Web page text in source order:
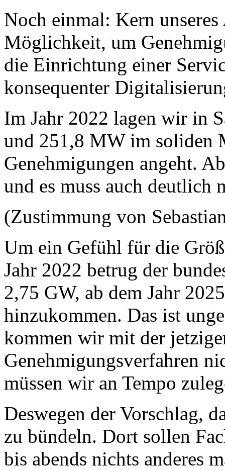
Noch einmal: Kern
Möglichkeit, um
die Einrichtung einer
konsequenter
Im Jahr 2022 lagen wir in
und 251,8 MW im soliden
Genehmigungen angeht.
und es muss auch deutlich
(Zustimmung von
Um ein Gefühl für die
Jahr 2022 betrug der
2,75 GW, ab dem Jahr
hinzukommen. Das ist
kommen wir mit der
Genehmigungsverfahren
müssen wir an Tempo
Deswegen der Vorschlag,
zu bündeln. Dort sollen
bis abends nichts anderes